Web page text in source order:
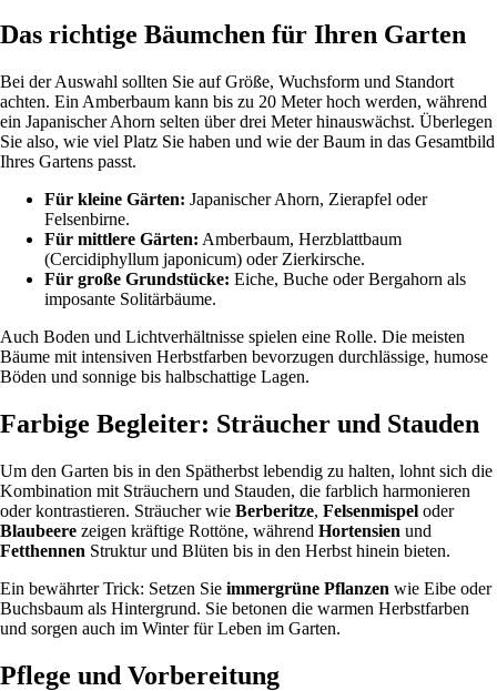
Das richtige Bäumchen für Ihren Garten
Bei der Auswahl sollten Sie auf Größe, Wuchsform und Standort
achten. Ein Amberbaum kann bis zu 20 Meter hoch werden, während
ein Japanischer Ahorn selten über drei Meter hinauswächst. Überlegen
Sie also, wie viel Platz Sie haben und wie der Baum in das Gesamtbild
Ihres Gartens passt.
Für kleine Gärten: Japanischer Ahorn, Zierapfel oder
Felsenbirne.
Für mittlere Gärten: Amberbaum, Herzblattbaum
(Cercidiphyllum japonicum) oder Zierkirsche.
Für große Grundstücke: Eiche, Buche oder Bergahorn als
imposante Solitärbäume.
Auch Boden und Lichtverhältnisse spielen eine Rolle. Die meisten
Bäume mit intensiven Herbstfarben bevorzugen durchlässige, humose
Böden und sonnige bis halbschattige Lagen.
Farbige Begleiter: Sträucher und Stauden
Um den Garten bis in den Spätherbst lebendig zu halten, lohnt sich die
Kombination mit Sträuchern und Stauden, die farblich harmonieren
oder kontrastieren. Sträucher wie Berberitze, Felsenmispel oder
Blaubeere zeigen kräftige Rottöne, während Hortensien und
Fetthennen Struktur und Blüten bis in den Herbst hinein bieten.
Ein bewährter Trick: Setzen Sie immergrüne Pflanzen wie Eibe oder
Buchsbaum als Hintergrund. Sie betonen die warmen Herbstfarben
und sorgen auch im Winter für Leben im Garten.
Pflege und Vorbereitung